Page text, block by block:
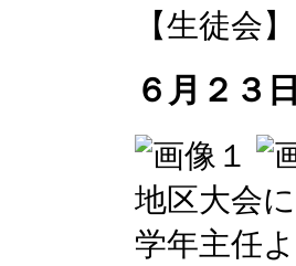
【生徒会
６月２３
地区大会
学年主任